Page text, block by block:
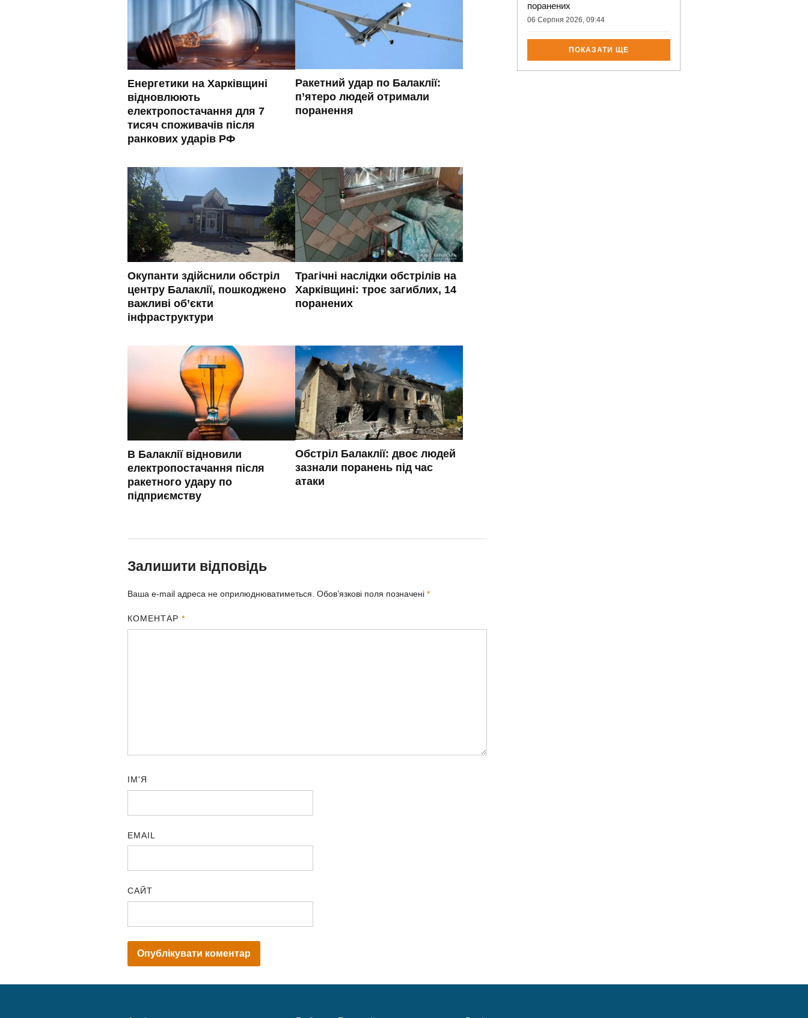
Енергетики на Харківщині
відновлюють
електропостачання для 7
тисяч споживачів після
ранкових ударів РФ
Ракетний удар по Балаклії:
п’ятеро людей отримали
поранення
Окупанти здійснили обстріл
центру Балаклії, пошкоджено
важливі об’єкти
інфраструктури
Трагічні наслідки обстрілів на
Харківщині: троє загиблих, 14
поранених
В Балаклії відновили
електропостачання після
ракетного удару по
підприємству
Обстріл Балаклії: двоє людей
зазнали поранень під час
атаки
Залишити відповідь
Ваша e-mail адреса не оприлюднюватиметься. Обов’язкові поля позначені *
КОМЕНТАР*
ІМ'Я
EMAIL
САЙТ
поранених
06 Серпня 2026, 09:44
ПОКАЗАТИ ЩЕ